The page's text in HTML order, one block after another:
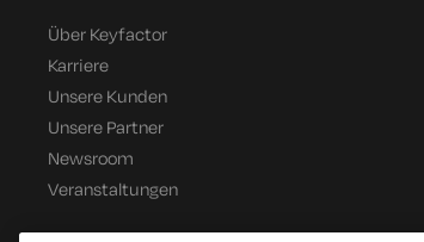
Über Keyfactor
Karriere
Unsere Kunden
Unsere Partner
Newsroom
Veranstaltungen